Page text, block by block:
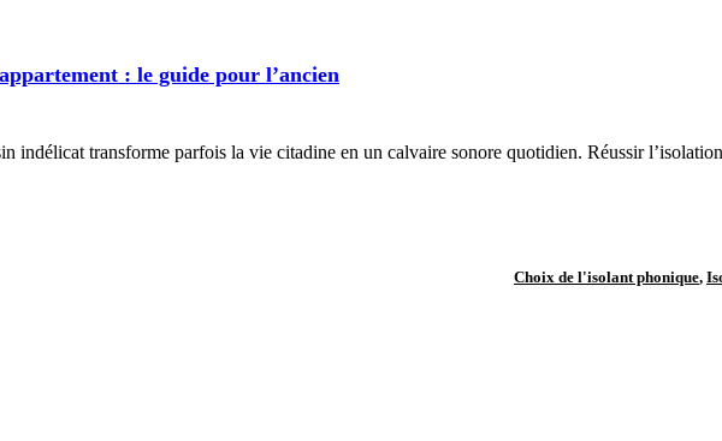
: le guide pour l’ancien
indélicat transforme parfois la vie citadine en un calvaire sonore quotidien. Réussir
Choix de l'isolant phonique,